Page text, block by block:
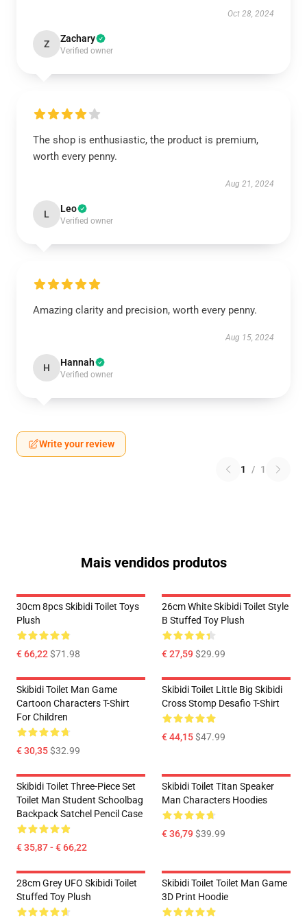
Oct 28, 2024
Z Zachary
Verified owner
The shop is enthusiastic, the product is premium,
worth every penny.
Aug 21, 2024
L Leo
Verified owner
Amazing clarity and precision, worth every penny.
Aug 15, 2024
H Hannah
Verified owner
Write your review
1 / 1
Mais vendidos produtos
30cm 8pcs Skibidi Toilet Toys
Plush
€ 66,22$71.98
26cm White Skibidi Toilet Style
B Stuffed Toy Plush
€ 27,59$29.99
Skibidi Toilet Man Game
Cartoon Characters T-Shirt
For Children
€ 30,35$32.99
Skibidi Toilet Little Big Skibidi
Cross Stomp Desafio T-Shirt
€ 44,15$47.99
Skibidi Toilet Three-Piece Set
Toilet Man Student Schoolbag
Backpack Satchel Pencil Case
€ 35,87 - € 66,22
Skibidi Toilet Titan Speaker
Man Characters Hoodies
€ 36,79$39.99
28cm Grey UFO Skibidi Toilet
Stuffed Toy Plush
Skibidi Toilet Toilet Man Game
3D Print Hoodie